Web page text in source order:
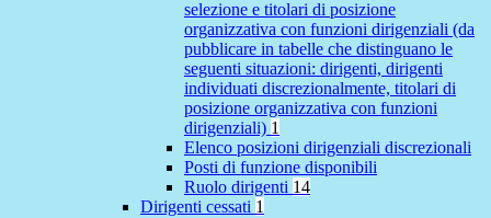
selezione e titolari di posizione
organizzativa con funzioni dirigenziali (da
pubblicare in tabelle che distinguano le
seguenti situazioni: dirigenti, dirigenti
individuati discrezionalmente, titolari di
posizione organizzativa con funzioni
dirigenziali) 1
Elenco posizioni dirigenziali discrezionali
Posti di funzione disponibili
Ruolo dirigenti 14
Dirigenti cessati 1